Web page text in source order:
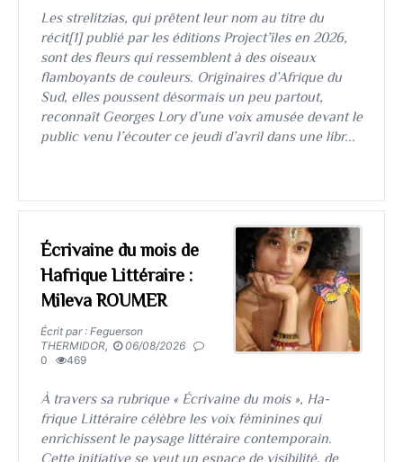
Les strelitzias, qui prêtent leur nom au titre du
récit[1] publié par les éditions Project’îles en 2026,
sont des fleurs qui ressemblent à des oiseaux
flamboyants de couleurs. Originaires d’Afrique du
Sud, elles poussent désormais un peu partout,
reconnaît Georges Lory d’une voix amusée devant le
public venu l’écouter ce jeudi d’avril dans une libr...
Écrivaine du mois de
Hafrique Littéraire :
Mileva ROUMER
Écrit par : Feguerson
THERMIDOR,
06/08/2026
0
469
​​​​​​​À travers sa rubrique « Écrivaine du mois », Ha-
frique Littéraire célèbre les voix féminines qui
enrichissent le paysage littéraire contemporain.
Cette initiative se veut un espace de visibilité, de